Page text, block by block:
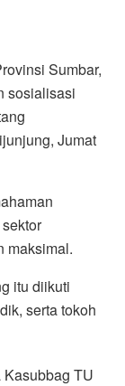
Sumbar,
sosialisasi
Jumat
maksimal.
itu diikuti
serta tokoh
TU